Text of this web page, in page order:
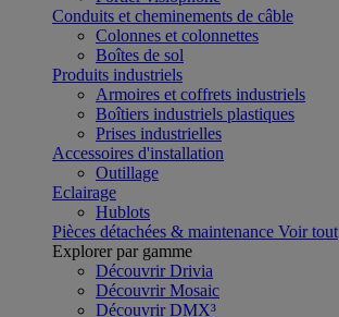
Conduits et cheminements de câble
Colonnes et colonnettes
Boîtes de sol
Produits industriels
Armoires et coffrets industriels
Boîtiers industriels plastiques
Prises industrielles
Accessoires d'installation
Outillage
Eclairage
Hublots
Pièces détachées & maintenance Voir tout
Explorer par gamme
Découvrir Drivia
Découvrir Mosaic
Découvrir DMX³